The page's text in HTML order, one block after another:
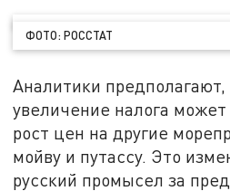
ФОТО: РОССТАТ
Аналитики
увеличение налога может
рост цен на другие
мойву и путассу. Это
русский промысел за